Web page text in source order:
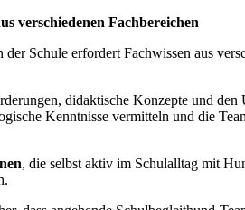
verschiedenen Fachbereichen
Schule erfordert Fachwissen aus
didaktische Konzepte und
Kenntnisse vermitteln und die
, die selbst aktiv im Schulalltag mit